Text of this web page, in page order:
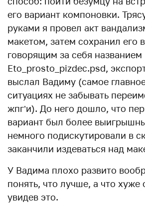
его вариант компоновки.
руками я провел акт
макетом, затем сохранил его
говорящим за себя названием
Eto_prosto_pizdec.psd,
выслал Вадиму (самое
ситуациях не забывать
жпг’и). До него дошло, что
вариант был более
немного подискутировали в
заканчили издеваться над
У Вадима плохо развито
понять, что лучше, а что
увидев это.